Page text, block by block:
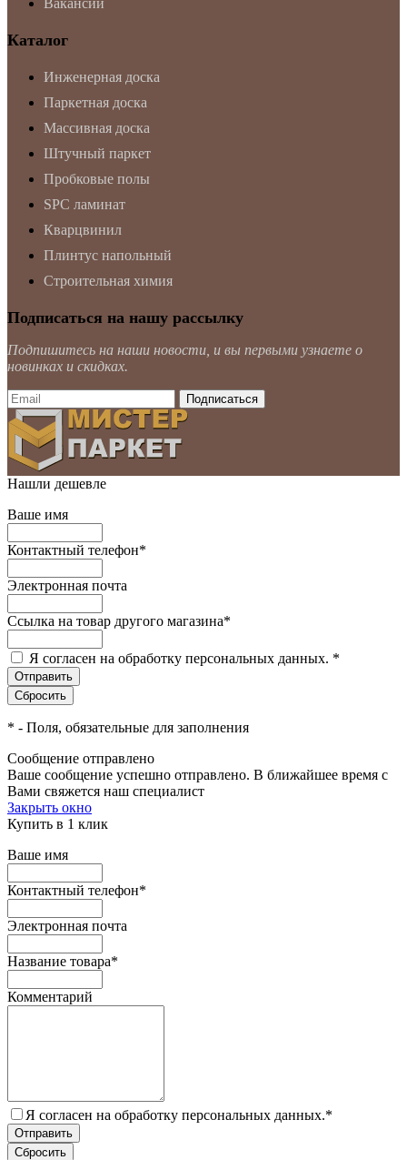
Вакансии
Каталог
Инженерная доска
Паркетная доска
Массивная доска
Штучный паркет
Пробковые полы
SPC ламинат
Кварцвинил
Плинтус напольный
Строительная химия
Подписаться на нашу рассылку
Подпишитесь на наши новости, и вы первыми узнаете о
новинках и скидках.
Нашли дешевле
Ваше имя
Контактный телефон*
Электронная почта
Ссылка на товар другого магазина*
Я согласен на обработку персональных данных. *
* - Поля, обязательные для заполнения
Сообщение отправлено
Ваше сообщение успешно отправлено. В ближайшее время с
Вами свяжется наш специалист
Закрыть окно
Купить в 1 клик
Ваше имя
Контактный телефон*
Электронная почта
Название товара*
Комментарий
Я согласен на обработку персональных данных.*